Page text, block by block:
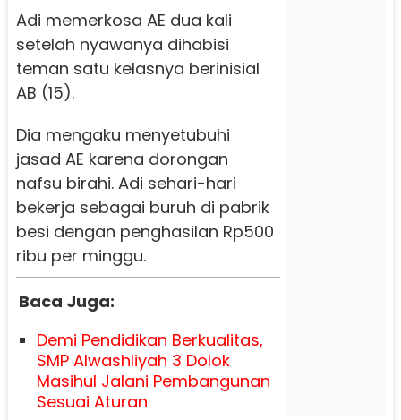
Adi memerkosa AE dua kali
setelah nyawanya dihabisi
teman satu kelasnya berinisial
AB (15).
Dia mengaku menyetubuhi
jasad AE karena dorongan
nafsu birahi. Adi sehari-hari
bekerja sebagai buruh di pabrik
besi dengan penghasilan Rp500
ribu per minggu.
Baca Juga:
Demi Pendidikan Berkualitas,
SMP Alwashliyah 3 Dolok
Masihul Jalani Pembangunan
Sesuai Aturan